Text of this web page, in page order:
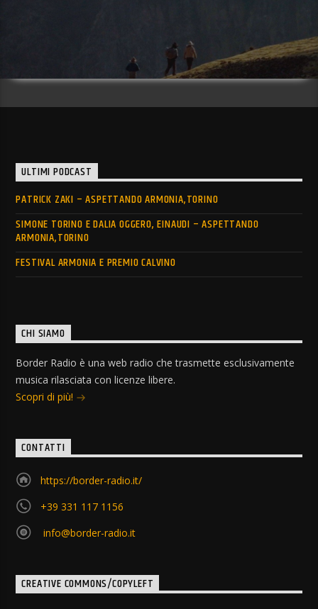
ULTIMI PODCAST
PATRICK ZAKI – ASPETTANDO ARMONIA,TORINO
SIMONE TORINO E DALIA OGGERO, EINAUDI – ASPETTANDO
ARMONIA,TORINO
FESTIVAL ARMONIA E PREMIO CALVINO
CHI SIAMO
Border Radio è una web radio che trasmette esclusivamente
musica rilasciata con licenze libere.
Scopri di più!
CONTATTI
https://border-radio.it/
+39 331 117 1156
info@border-radio.it
CREATIVE COMMONS/COPYLEFT